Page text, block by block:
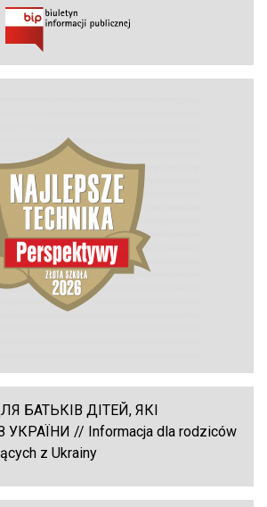
БАТЬКІВ ДІТЕЙ, ЯКІ
// Informacja dla rodziców
z Ukrainy